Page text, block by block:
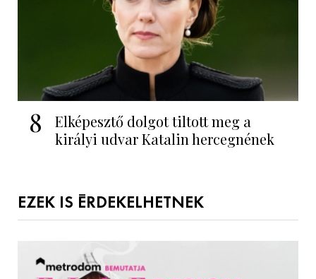
8
Elképesztő dolgot tiltott meg a
királyi udvar Katalin hercegnének
EZEK IS ÉRDEKELHETNEK